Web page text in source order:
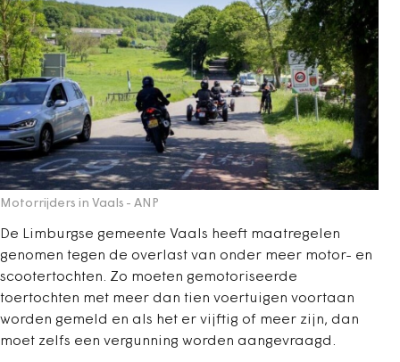
Motorrijders in Vaals - ANP
De Limburgse gemeente Vaals heeft maatregelen
genomen tegen de overlast van onder meer motor- en
scootertochten. Zo moeten gemotoriseerde
toertochten met meer dan tien voertuigen voortaan
worden gemeld en als het er vijftig of meer zijn, dan
moet zelfs een vergunning worden aangevraagd.